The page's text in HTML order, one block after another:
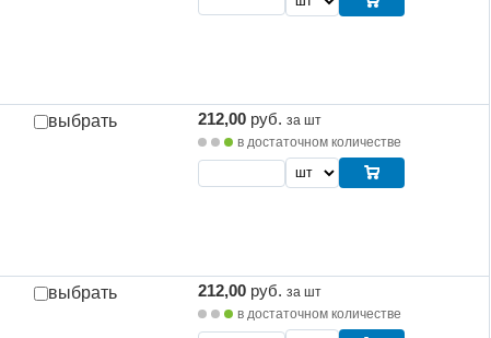
выбрать 212,00 руб. за шт
в достаточном количестве
выбрать 212,00 руб. за шт
в достаточном количестве